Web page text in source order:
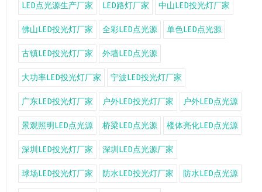
LED点光源生产厂家 LED路灯厂家 中山LED投光灯厂家
佛山LED投光灯厂家 全彩LED点光源 单色LED点光源
古镇LED投光灯厂家 外墙LED点光源
大功率LED投光灯厂家 宁波LED投光灯厂家
广东LED投光灯厂家 户外LED投光灯厂家 户外LED点光源
景观照明LED点光源 桥梁LED点光源 楼体亮化LED点光源
深圳LED投光灯厂家 深圳LED点光源厂家
球场LED投光灯厂家 防水LED投光灯厂家 防水LED点光源